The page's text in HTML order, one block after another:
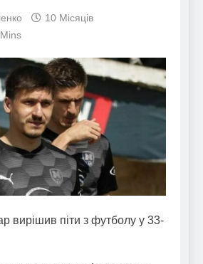
10 Місяців
вирішив піти з футболу у 33-